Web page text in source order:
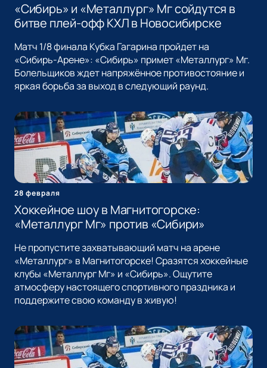
«Сибирь» и «Металлург» Мг сойдутся в
битве плей-офф КХЛ в Новосибирске
Матч 1/8 финала Кубка Гагарина пройдет на
«Сибирь-Арене»: «Сибирь» примет «Металлург» Мг.
Болельщиков ждет напряжённое противостояние и
яркая борьба за выход в следующий раунд.
28 февраля
Хоккейное шоу в Магнитогорске:
«Металлург Мг» против «Сибири»
Не пропустите захватывающий матч на арене
«Металлург» в Магнитогорске! Сразятся хоккейные
клубы «Металлург Мг» и «Сибирь». Ощутите
атмосферу настоящего спортивного праздника и
поддержите свою команду в живую!